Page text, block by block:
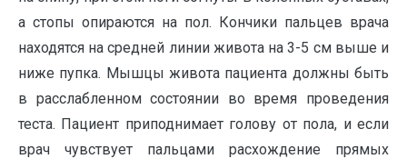
а стопы опираются на пол. Кончики пальцев врача
находятся на средней линии живота на 3-5 см выше и
ниже пупка. Мышцы живота пациента должны быть
в расслабленном состоянии во время проведения
теста. Пациент приподнимает голову от пола, и если
врач чувствует пальцами расхождение прямых